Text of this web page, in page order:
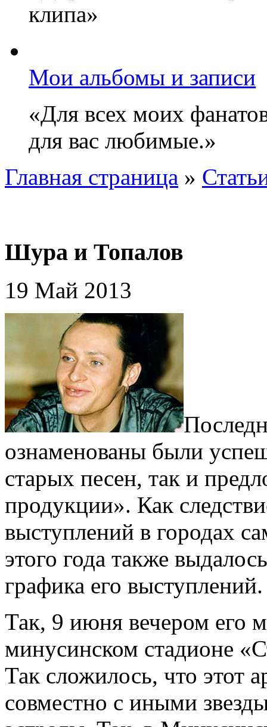
клипа»
Мои альбомы и записи
«Для всех моих
для вас любимые.»
Главная страница »
Шура и Топалов
19 Май 2013
ознаменованы были
старых песен, так и
продукции». Как
выступлений в городах
этого года также
графика его выступлений.
Так, 9 июня вечером его
минусинском стадионе
Так сложилось, что этот
совместно с иными